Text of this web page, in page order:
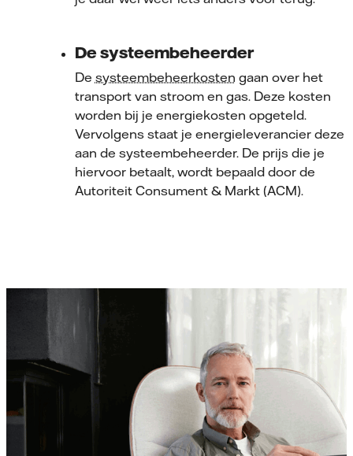
De systeembeheerder
De systeembeheerkosten gaan over het
transport van stroom en gas. Deze kosten
worden bij je energiekosten opgeteld.
Vervolgens staat je energieleverancier deze
aan de systeembeheerder. De prijs die je
hiervoor betaalt, wordt bepaald door de
Autoriteit Consument & Markt (ACM).